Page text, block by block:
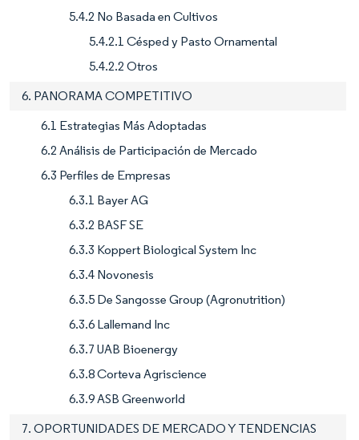
5.4.2 No Basada en Cultivos
5.4.2.1 Césped y Pasto Ornamental
5.4.2.2 Otros
6. PANORAMA COMPETITIVO
6.1 Estrategias Más Adoptadas
6.2 Análisis de Participación de Mercado
6.3 Perfiles de Empresas
6.3.1 Bayer AG
6.3.2 BASF SE
6.3.3 Koppert Biological System Inc
6.3.4 Novonesis
6.3.5 De Sangosse Group (Agronutrition)
6.3.6 Lallemand Inc
6.3.7 UAB Bioenergy
6.3.8 Corteva Agriscience
6.3.9 ASB Greenworld
7. OPORTUNIDADES DE MERCADO Y TENDENCIAS